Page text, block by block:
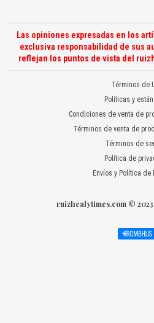
Las opiniones expresadas en los
exclusiva responsabilidad de sus
reflejan los puntos de vista del
Términos de
Políticas y
Condiciones de venta de
Términos de venta de
Términos de
Política de
Envíos y Política de
ruizhealytimes.com ©